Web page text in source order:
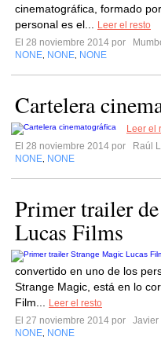
cinematográfica, formado
personal es el...
Leer el resto
El 28 noviembre 2014 por
NONE NONE NONE
Cartelera
Leer el
El 28 noviembre 2014 por
Raúl
NONE NONE
Primer trailer
Lucas Films
convertido en uno de los
Strange Magic, está en lo
Film...
Leer el resto
El 27 noviembre 2014 por
Javier
NONE NONE